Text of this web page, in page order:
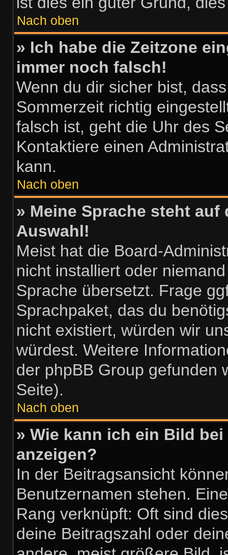
Nach oben
» Ich habe die Zeitzone
immer noch falsch!
Wenn du dir sicher bist,
Sommerzeit richtig
falsch ist, geht die Uhr des
Kontaktiere einen
kann.
Nach oben
» Meine Sprache steht
Auswahl!
Meist hat die Board-
nicht installiert oder
Sprache übersetzt. Frage
Sprachpaket, das du
nicht existiert, würden wir
würdest. Weitere
der phpBB Group gefunden
Seite).
Nach oben
» Wie kann ich ein Bild
anzeigen?
In der Beitragsansicht
Benutzernamen stehen.
Rang verknüpft: Oft sind
deine Beitragszahl oder